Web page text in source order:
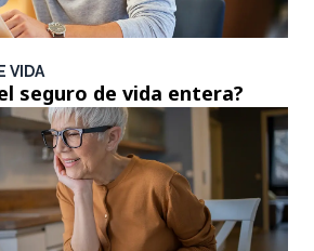
VIDA
seguro de vida entera?